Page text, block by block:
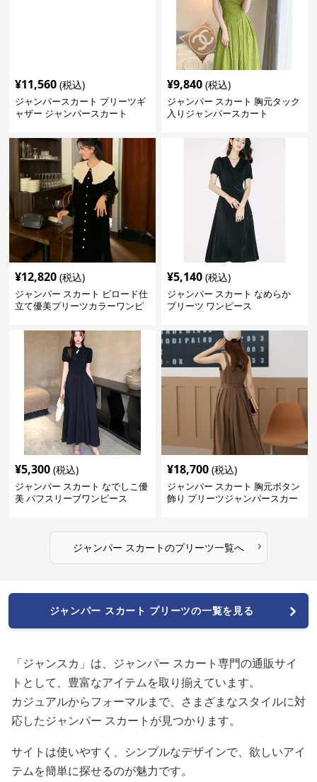
¥11,560 (税込)
ジャンパースカート プリーツギ
ャザー ジャンパースカート
¥9,840 (税込)
ジャンパー スカート 胸元タック
入りジャンパースカート
¥12,820 (税込)
ジャンパー スカート ビロード仕
立て優美プリーツカラーワンピ
¥5,140 (税込)
ジャンパー スカート なめらか
プリーツ ワンピース
¥5,300 (税込)
ジャンパー スカート なでしこ優
美 パフスリーブワンピース
¥18,700 (税込)
ジャンパー スカート 胸元ボタン
飾り プリーツジャンパースカー
ジャンパー スカートのプリーツ一覧へ ›
ジャンパー スカート プリーツの一覧を見る
「ジャンスカ」は、ジャンパー スカート専門の通販サイ
トとして、豊富なアイテムを取り揃えています。
カジュアルからフォーマルまで、さまざまなスタイルに対
応したジャンパー スカートが見つかります。
サイトは使いやすく、シンプルなデザインで、欲しいアイ
テムを簡単に探せるのが魅力です。